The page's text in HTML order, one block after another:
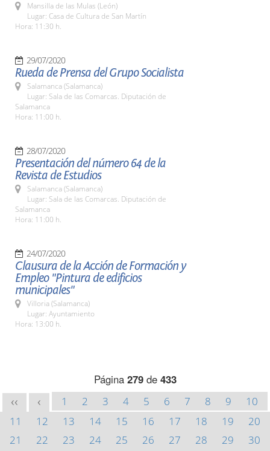
Mansilla de las Mulas (León)
Lugar: Casa de Cultura de San Martín
Hora: 11:30 h.
29/07/2020
Rueda de Prensa del Grupo Socialista
Salamanca (Salamanca)
Lugar: Sala de las Comarcas. Diputación de
Salamanca
Hora: 11:00 h.
28/07/2020
Presentación del número 64 de la
Revista de Estudios
Salamanca (Salamanca)
Lugar: Sala de las Comarcas. Diputación de
Salamanca
Hora: 11:00 h.
24/07/2020
Clausura de la Acción de Formación y
Empleo "Pintura de edificios
municipales"
Villoria (Salamanca)
Lugar: Ayuntamiento
Hora: 13:00 h.
Página 279de 433
<< < 1 2 3 4 5 6 7 8 9
10
11
12 13 14 15 16 17 18 19
20
21
22 23 24 25 26 27 28 29
30